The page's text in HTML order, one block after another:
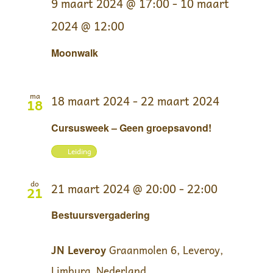
Moonwalk
2024 @ 12:00
ma
18
Cursusweek – Geen groepsavond!
18 maart 2024- 22 maart 2024
Leiding
do
21
Bestuursvergadering
21 maart 2024 @ 20:00- 22:00
JN LeveroyGraanmolen 6, Leveroy,